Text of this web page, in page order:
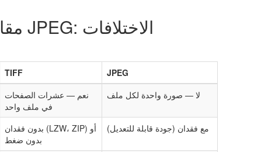
TIFF
JPEG
نعم — عشرات الصفحات
في ملف واحد
لا — صورة واحدة لكل ملف
بدون فقدان (LZW، ZIP) أو
بدون ضغط
مع فقدان (جودة قابلة للتعديل)